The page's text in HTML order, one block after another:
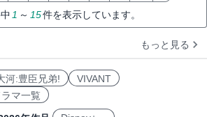
1 ～ 15件を表示しています。
もっと見る
河:豊臣兄弟!
VIVANT
マ一覧